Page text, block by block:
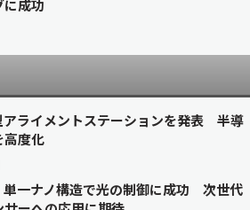
に成功
アライメントステーションを発表 半導
高度化
単一ナノ構造で光の制御に成功 次世代